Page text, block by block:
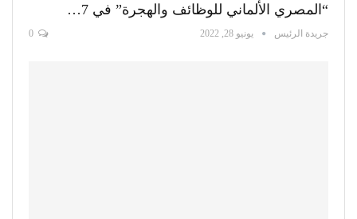
“المصري الألماني للوظائف والهجرة” في 7…
جريدة الرئيس يونيو 28, 2022